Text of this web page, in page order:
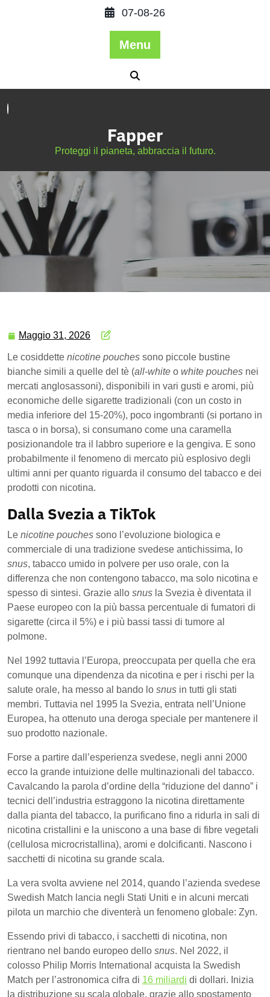
07-08-26
Menu
Fapper
Proteggi il pianeta, abbraccia il futuro.
Maggio 31, 2026
Le cosiddette nicotine pouches sono piccole bustine
bianche simili a quelle del tè (all-white o white pouches nei
mercati anglosassoni), disponibili in vari gusti e aromi, più
economiche delle sigarette tradizionali (con un costo in
media inferiore del 15-20%), poco ingombranti (si portano in
tasca o in borsa), si consumano come una caramella
posizionandole tra il labbro superiore e la gengiva. E sono
probabilmente il fenomeno di mercato più esplosivo degli
ultimi anni per quanto riguarda il consumo del tabacco e dei
prodotti con nicotina.
Dalla Svezia a TikTok
Le nicotine pouches sono l’evoluzione biologica e
commerciale di una tradizione svedese antichissima, lo
snus, tabacco umido in polvere per uso orale, con la
differenza che non contengono tabacco, ma solo nicotina e
spesso di sintesi. Grazie allo snus la Svezia è diventata il
Paese europeo con la più bassa percentuale di fumatori di
sigarette (circa il 5%) e i più bassi tassi di tumore al
polmone.
Nel 1992 tuttavia l’Europa, preoccupata per quella che era
comunque una dipendenza da nicotina e per i rischi per la
salute orale, ha messo al bando lo snus in tutti gli stati
membri. Tuttavia nel 1995 la Svezia, entrata nell’Unione
Europea, ha ottenuto una deroga speciale per mantenere il
suo prodotto nazionale.
Forse a partire dall’esperienza svedese, negli anni 2000
ecco la grande intuizione delle multinazionali del tabacco.
Cavalcando la parola d’ordine della “riduzione del danno” i
tecnici dell’industria estraggono la nicotina direttamente
dalla pianta del tabacco, la purificano fino a ridurla in sali di
nicotina cristallini e la uniscono a una base di fibre vegetali
(cellulosa microcristallina), aromi e dolcificanti. Nascono i
sacchetti di nicotina su grande scala.
La vera svolta avviene nel 2014, quando l’azienda svedese
Swedish Match lancia negli Stati Uniti e in alcuni mercati
pilota un marchio che diventerà un fenomeno globale: Zyn.
Essendo privi di tabacco, i sacchetti di nicotina, non
rientrano nel bando europeo dello snus. Nel 2022, il
colosso Philip Morris International acquista la Swedish
Match per l’astronomica cifra di 16 miliardi di dollari. Inizia
la distribuzione su scala globale, grazie allo spostamento